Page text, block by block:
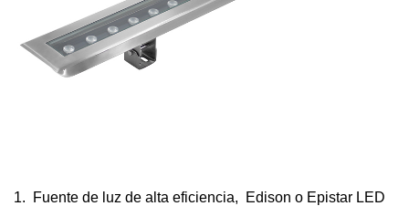
1. Fuente de luz de alta eficiencia, Edison o Epistar LED